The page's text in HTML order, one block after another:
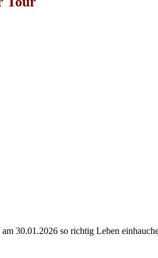
am 30.01.2026 so richtig Leben